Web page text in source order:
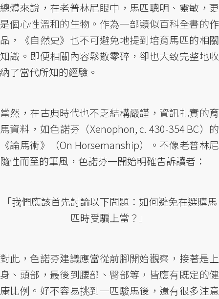
總體來說，在老普林尼眼中，馬匹聰明、靈敏，更
是個心性溫和的生物。作為一部類似百科全書的作
品，《自然史》也不可避免地提到培育馬匹的相關
知識。即便相關內容鬆散零碎，卻也大致完整地收
納了當代所知的經驗。
當然，在古典時代也不乏結構嚴謹，資訊扎實的育
馬資料，如色諾芬（Xenophon, c. 430-354 BC）的
《論馬術》（On Horsemanship）。不像老普林尼
隨性而至的筆風，色諾芬一開始明確告訴讀者：
「我們應該首先討論以下問題：如何避免在選購馬
匹時受騙上當？」
對此，色諾芬建議應當從前腳開始觀察，接著是上
身、頭部，最後到腰部、臀部等，皆應有既定的健
康比例。好不容易挑到一匹駿馬後，還有很多注意